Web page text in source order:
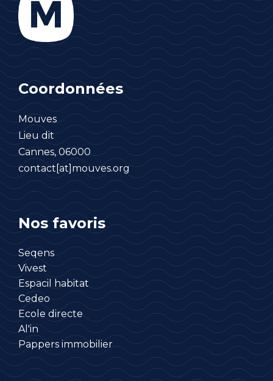
Coordonnées
Mouves
Lieu dit
Cannes, 06000
contact[at]mouves.org
Nos favoris
Seqens
Vivest
Espacil habitat
Cedeo
Ecole directe
Al'in
Pappers immobilier